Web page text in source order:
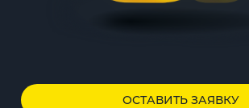
ОСТАВИТЬ ЗАЯВКУ